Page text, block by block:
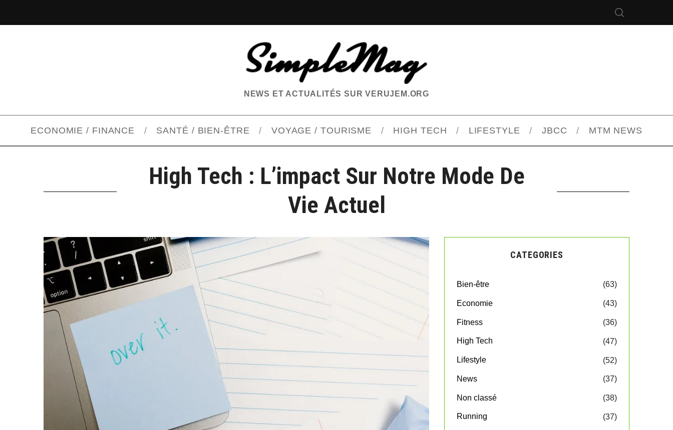
NEWS ET ACTUALITÉS SUR VERUJEM.ORG
ECONOMIE / FINANCE SANTÉ / BIEN-ÊTRE VOYAGE / TOURISME HIGH TECH LIFESTYLE JBCC MTM NEWS
High Tech : L’impact Sur Notre Mode De
Vie Actuel
CATEGORIES
Bien-être (63)
Economie (43)
Fitness (36)
High Tech (47)
Lifestyle (52)
News (37)
Non classé (38)
Running (37)